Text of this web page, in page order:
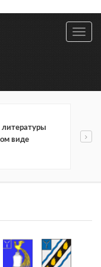
литературы
виде